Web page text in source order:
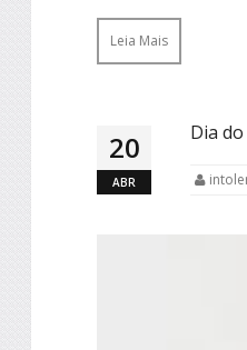
Leia Mais
20
ABR
Dia